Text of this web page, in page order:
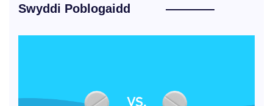
Swyddi Poblogaidd